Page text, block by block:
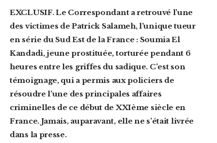
EXCLUSIF. Le Correspondant a retrouvé l’une
des victimes de Patrick Salameh, l’unique tueur
en série du Sud Est de la France : Soumia El
Kandadi, jeune prostituée, torturée pendant 6
heures entre les griffes du sadique. C’est son
témoignage, qui a permis aux policiers de
résoudre l’une des principales affaires
criminelles de ce début de XXIème siècle en
France. Jamais, auparavant, elle ne s’était livrée
dans la presse.